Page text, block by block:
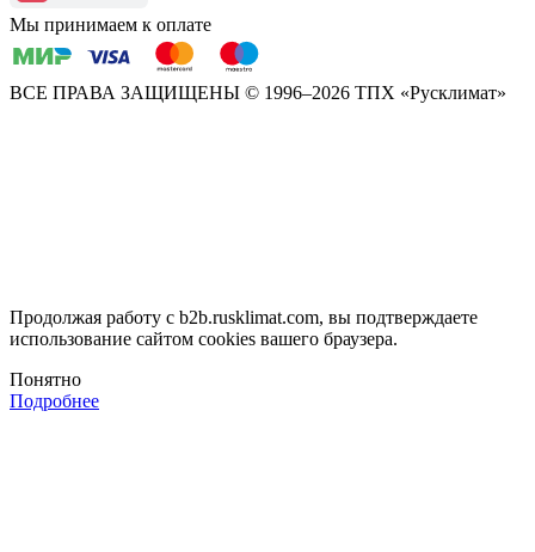
Мы принимаем к оплате
ВСЕ ПРАВА ЗАЩИЩЕНЫ © 1996–2026 ТПХ «Русклимат»
Продолжая работу с b2b.rusklimat.com, вы подтверждаете
использование сайтом cookies вашего браузера.
Понятно
Подробнее